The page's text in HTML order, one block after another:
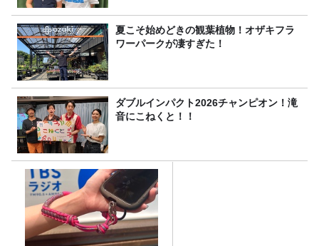
夏こそ始めどきの観葉植物！オザキフラ
ワーパークが凄すぎた！
ダブルインパクト2026チャンピオン！滝
音にこねくと！！